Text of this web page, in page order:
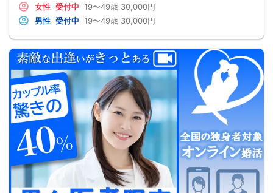
女性 受付中 19〜49歳 30,000円
男性 受付中 19〜49歳 30,000円